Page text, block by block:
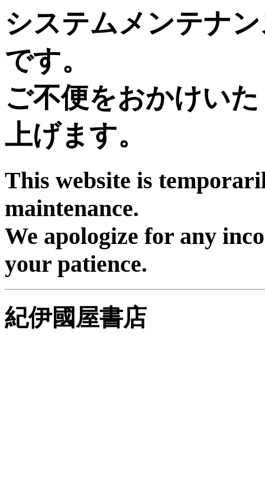
システムメンテナ
です。
ご不便をおかけい
上げます。
This website is
maintenance.
We apologize for any
your patience.
紀伊國屋書店